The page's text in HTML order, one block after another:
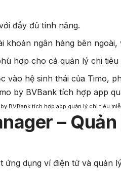
đầy đủ tính năng.
khoản ngân hàng bên
hợp cho cả quản lý chi tiêu
vào hệ sinh thái của Timo,
BVBank tích hợp app quản lý chi tiêu
–
ứng dụng ví điện tử và quản